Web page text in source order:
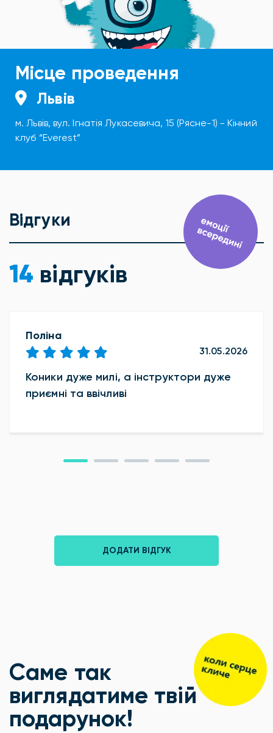
Місце проведення
Львів
м. Львів, вул. Ігнатія Лукаcевича, 15 (Рясне-1) - Кінний
клуб “Everest”
Відгуки
14 відгуків
Поліна
31.05.2026
Коники дуже милі, а інструктори дуже
приємні та ввічливі
ДОДАТИ ВІДГУК
Саме так
виглядатиме твій
подарунок!